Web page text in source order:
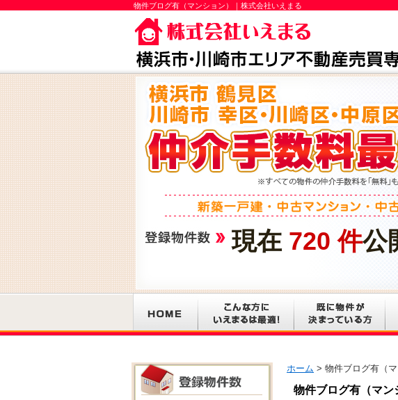
物件ブログ有（マンション）｜株式会社いえまる
現在 720 件公
ホーム > 物件ブログ有（マ
物件ブログ有（マン